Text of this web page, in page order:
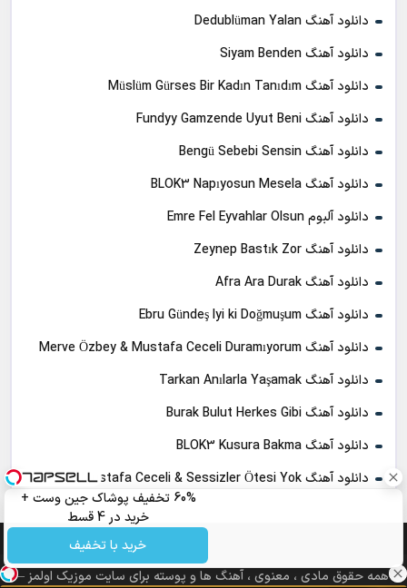
60% تخفیف پوشاک جین وست +
خرید در 4 قسط
خرید با تخفیف
دانلود آهنگ Dedublüman Yalan
دانلود آهنگ Siyam Benden
دانلود آهنگ Müslüm Gürses Bir Kadın Tanıdım
دانلود آهنگ Fundyy Gamzende Uyut Beni
دانلود آهنگ Bengü Sebebi Sensin
دانلود آهنگ BLOK3 Napıyosun Mesela
دانلود آلبوم Emre Fel Eyvahlar Olsun
دانلود آهنگ Zeynep Bastık Zor
دانلود آهنگ Afra Ara Durak
دانلود آهنگ Ebru Gündeş Iyi ki Doğmuşum
دانلود آهنگ Merve Özbey & Mustafa Ceceli Duramıyorum
دانلود آهنگ Tarkan Anılarla Yaşamak
دانلود آهنگ Burak Bulut Herkes Gibi
دانلود آهنگ BLOK3 Kusura Bakma
دانلود آهنگ Mustafa Ceceli & Sessizler Ötesi Yok
همه حقوق مادی ، معنوی ، آهنگ ها و پوسته برای سایت موزیک اولمز –